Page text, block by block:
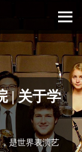
| 关于学
是世界表演艺